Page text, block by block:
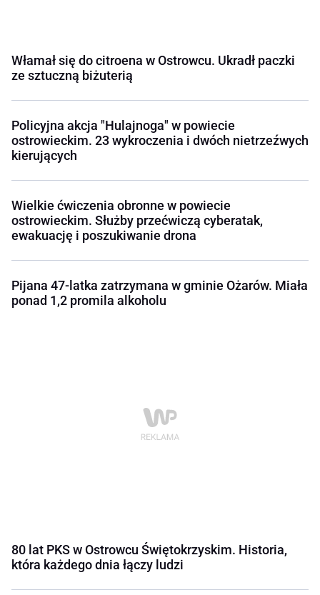
Włamał się do citroena w Ostrowcu. Ukradł paczki
ze sztuczną biżuterią
Policyjna akcja "Hulajnoga" w powiecie
ostrowieckim. 23 wykroczenia i dwóch nietrzeźwych
kierujących
Wielkie ćwiczenia obronne w powiecie
ostrowieckim. Służby przećwiczą cyberatak,
ewakuację i poszukiwanie drona
Pijana 47-latka zatrzymana w gminie Ożarów. Miała
ponad 1,2 promila alkoholu
80 lat PKS w Ostrowcu Świętokrzyskim. Historia,
która każdego dnia łączy ludzi